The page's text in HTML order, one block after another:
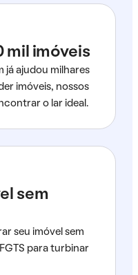
mil imóveis
já ajudou milhares
imóveis, nossos
o lar ideal.
sem
seu imóvel sem
para turbinar